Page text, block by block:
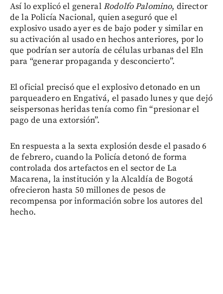
Así lo explicó el generalRodolfo Palomino, director
de la Policía Nacional, quien aseguró que el
explosivo usado ayer es de bajo poder y similar en
su activación al usado en hechos anteriores, por lo
que podrían ser autoría de células urbanas del Eln
para “generar propaganda y desconcierto”.
El oficial precisó que el explosivo detonado en un
parqueadero en Engativá, el pasado lunes y que dejó
seispersonas heridas tenía como fin “presionar el
pago de una extorsión”.
En respuesta a la sexta explosión desde el pasado 6
de febrero, cuando la Policía detonó de forma
controlada dos artefactos en el sector de La
Macarena, la institución y la Alcaldía de Bogotá
ofrecieron hasta 50 millones de pesos de
recompensa por información sobre los autores del
hecho.